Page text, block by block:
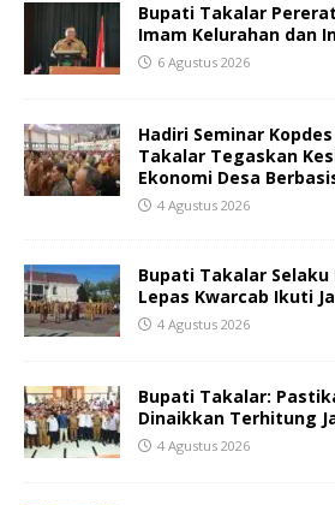
Bupati Takalar
Imam Kelurahan dan
6 Agustus 2026
Hadiri Seminar
Takalar Tegaskan
Ekonomi Desa
4 Agustus 2026
Bupati Takalar
Lepas Kwarcab Ikuti
4 Agustus 2026
Bupati Takalar:
Dinaikkan Terhitung
4 Agustus 2026